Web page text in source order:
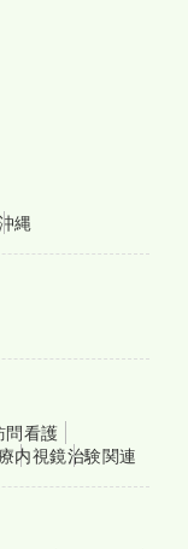
縄
問看護
内視鏡治験関連